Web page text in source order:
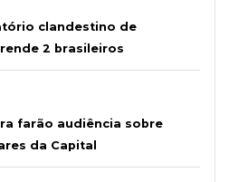
clandestino de
2 brasileiros
farão audiência sobre
da Capital